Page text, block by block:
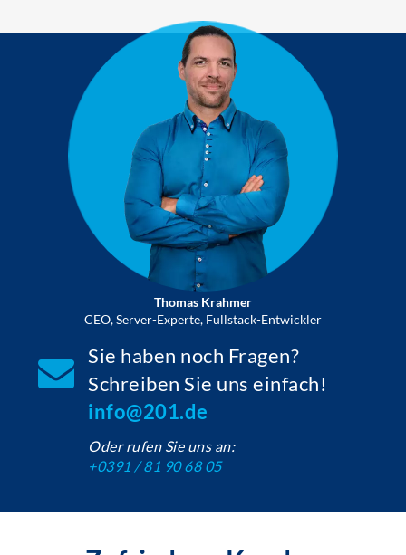
Thomas Krahmer
CEO, Server-Experte, Fullstack-Entwickler
Sie haben noch Fragen?
Schreiben Sie uns einfach!
info@201.de
Oder rufen Sie uns an:
+0391 / 81 90 68 05